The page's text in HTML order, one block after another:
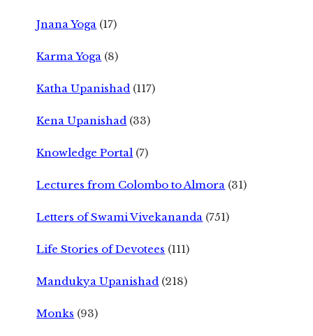
Jnana Yoga (17)
Karma Yoga (8)
Katha Upanishad (117)
Kena Upanishad (33)
Knowledge Portal (7)
Lectures from Colombo to Almora (31)
Letters of Swami Vivekananda (751)
Life Stories of Devotees (111)
Mandukya Upanishad (218)
Monks (93)